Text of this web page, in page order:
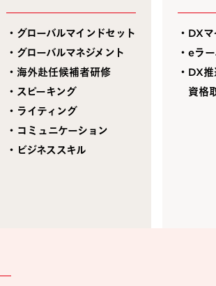
・グローバルマインドセット
・グローバルマネジメント
・海外赴任候補者研修
・スピーキング
・ライティング
・コミュニケーション
・ビジネススキル
・DX
・eラ
・DX
資格